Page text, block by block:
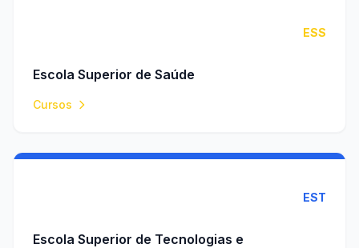
ESS
Escola Superior de Saúde
Cursos
EST
Escola Superior de Tecnologias e